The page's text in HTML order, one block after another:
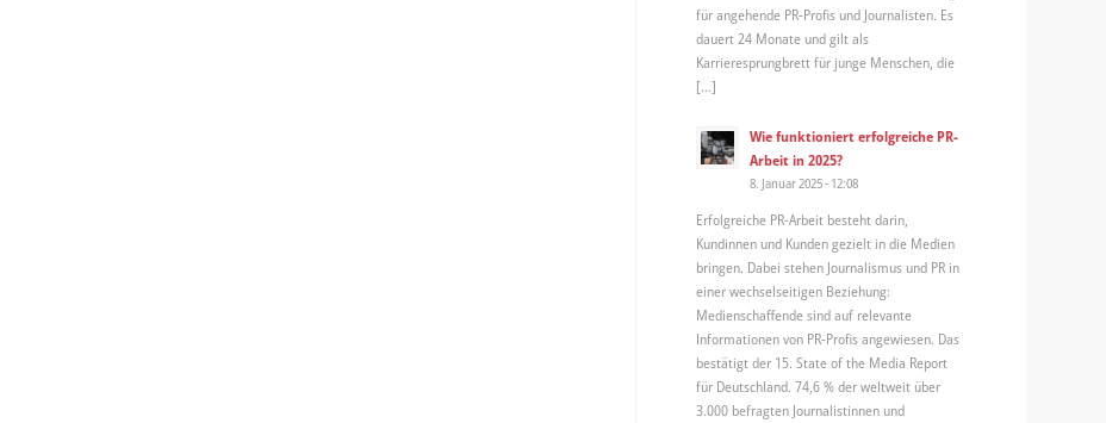
für angehende PR-Profis und Journalisten. Es
dauert 24 Monate und gilt als
Karrieresprungbrett für junge Menschen, die
[…]
Wie funktioniert erfolgreiche PR-
Arbeit in 2025?
8. Januar 2025 - 12:08
Erfolgreiche PR-Arbeit besteht darin,
Kundinnen und Kunden gezielt in die Medien
bringen. Dabei stehen Journalismus und PR in
einer wechselseitigen Beziehung:
Medienschaffende sind auf relevante
Informationen von PR-Profis angewiesen. Das
bestätigt der 15. State of the Media Report
für Deutschland. 74,6 % der weltweit über
3.000 befragten Journalistinnen und